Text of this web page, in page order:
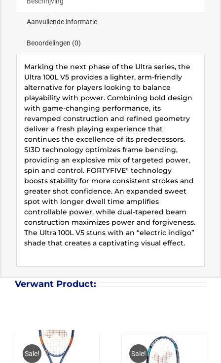
Aanvullende informatie
Beoordelingen (0)
Marking the next phase of the Ultra series, the
Ultra 100L V5 provides a lighter, arm-friendly
alternative for players looking to balance
playability with power. Combining bold design
with game-changing performance, its
revamped construction and refined geometry
deliver a fresh playing experience that
continues the excellence of its predecessors.
SI3D technology optimizes frame bending,
providing an explosive mix of targeted power,
spin and control. FORTYFIVE° technology
boosts stability for more consistent strokes and
greater shot confidence. An expanded sweet
spot with longer dwell time amplifies
controllable power, while dual-tapered beam
construction maximizes power and forgiveness.
The Ultra 100L V5 stuns with an “electric indigo”
shade that creates a captivating visual effect.
Verwant Product:
Sale! Sale!